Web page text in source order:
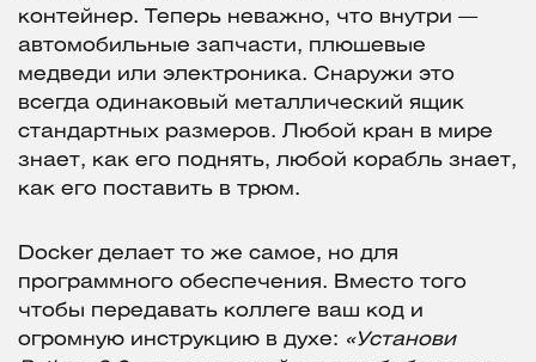
контейнер. Теперь неважно, что внутри —
автомобильные запчасти, плюшевые
медведи или электроника. Снаружи это
всегда одинаковый металлический ящик
стандартных размеров. Любой кран в мире
знает, как его поднять, любой корабль знает,
как его поставить в трюм.
Docker делает то же самое, но для
программного обеспечения. Вместо того
чтобы передавать коллеге ваш код и
огромную инструкцию в духе: «Установи